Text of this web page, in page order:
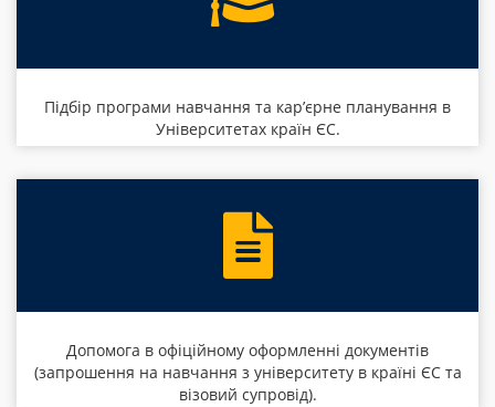
Підбір програми навчання та кар’єрне планування в
Університетах країн ЄС.
Допомога в офіційному оформленні документів
(запрошення на навчання з університету в країні ЄС та
візовий супровід).